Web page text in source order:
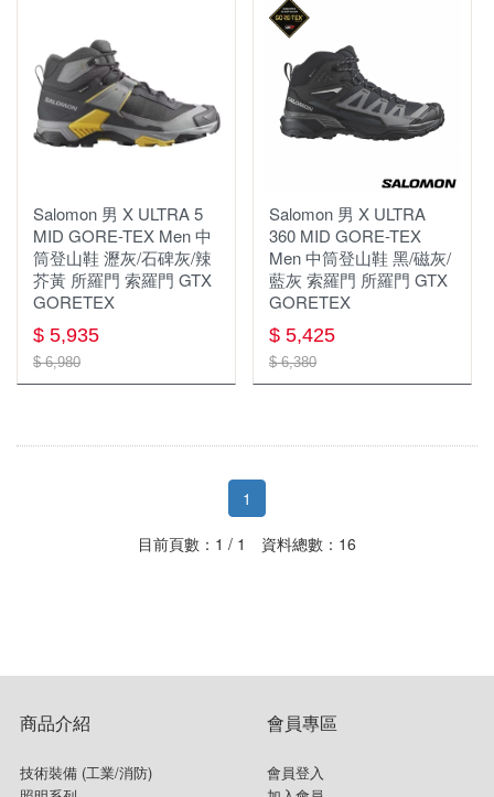
Salomon 男 X ULTRA 5
MID GORE-TEX Men 中
筒登山鞋 瀝灰/石碑灰/辣
芥黃 所羅門 索羅門 GTX
GORETEX
$ 5,935
$ 6,980
Salomon 男 X ULTRA
360 MID GORE-TEX
Men 中筒登山鞋 黑/磁灰/
藍灰 索羅門 所羅門 GTX
GORETEX
$ 5,425
$ 6,380
1
目前頁數：1 / 1 資料總數：16
商品介紹
技術裝備 (工業/消防)
會員專區
會員登入